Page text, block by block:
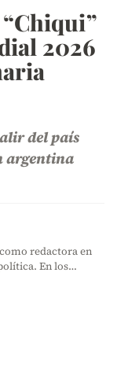
2026
del país
argentina
redactora en
En los